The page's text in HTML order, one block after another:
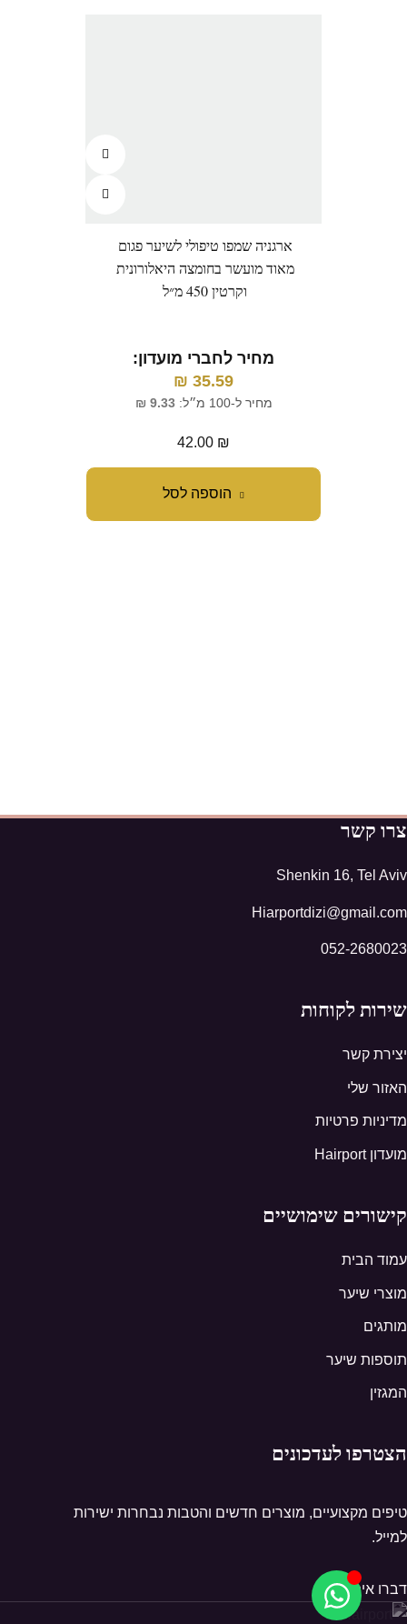
הוספה לסל
ארגניה שמפו טיפולי לשיער פגום
מאוד מועשר בחומצה היאלורונית
וקרטין 450 מ״ל
מחיר לחברי מועדון:
35.59
₪
מחיר ל-100 מ״ל: 9.33
₪
42.00 ₪
צרו קשר
Shenkin 16, Tel Aviv
Hiarportdizi@gmail.com
052-2680023
שירות לקוחות
יצירת קשר
האזור שלי
מדיניות פרטיות
מועדון Hairport
קישורים שימושיים
עמוד הבית
מוצרי שיער
מותגים
תוספות שיער
המגזין
הצטרפו לעדכונים
טיפים מקצועיים, מוצרים חדשים והטבות נבחרות ישירות
למייל.
דברו איתנו